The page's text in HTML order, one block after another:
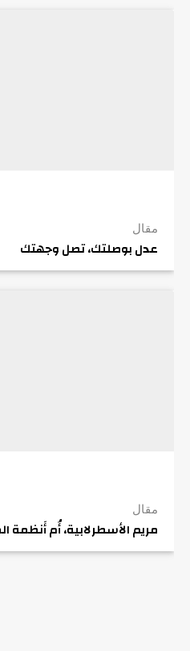
مقال
عدل بوصلتك، تصل وجهتك
مقال
مريم الأسطرلابية، أُم أَنظمة